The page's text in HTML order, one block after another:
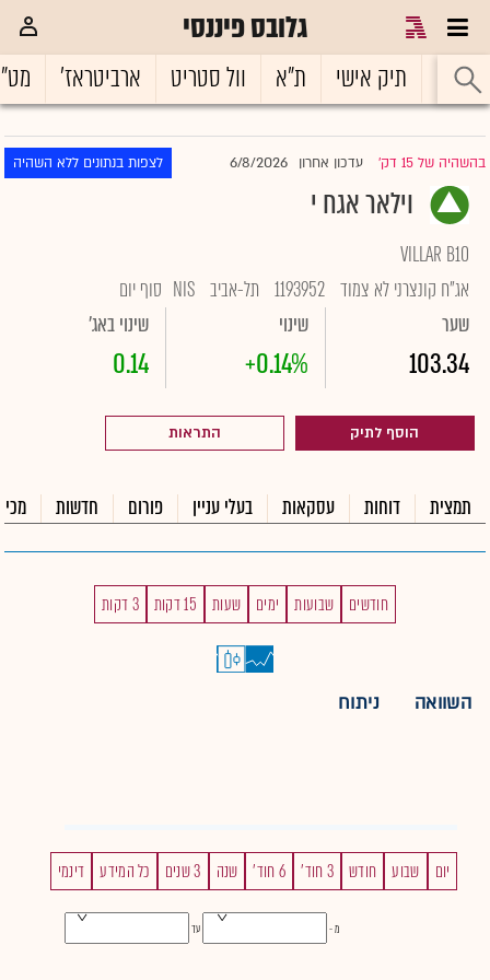
גלובס פיננסי
ראשי תיק אישי ת"א וול סטריט ארביטראז'
בהשהיה של 15 דק' |עדכון אחרון 6/8/2026 לצפות בנתונים ללא השהיה
וילאר אגח י
VILLAR B10
אג"ח קונצרני לא צמוד 1193952 תל-אביב NIS סוף יום
שער
103.34
שינוי
+0.14%
שינוי באג'
0.14
הוסף לתיק התראות
תמצית דוחות עסקאות בעלי עניין פורום חדשות
חודשים שבועות ימים שעות 15 דקות 3 דקות
השוואה ניתוח
יום שבוע חודש 3 חוד' 6 חוד' שנה 3 שנים כל המידע דינמי
מ - עד